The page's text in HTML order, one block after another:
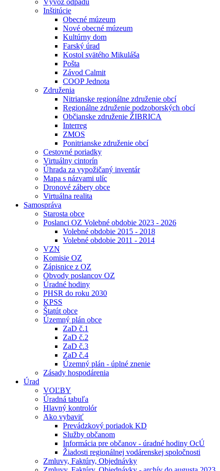
Vývoz odpadu
Inštitúcie
Obecné múzeum
Nové obecné múzeum
Kultúrny dom
Farský úrad
Kostol svätého Mikuláša
Pošta
Závod Calmit
COOP Jednota
Združenia
Nitrianske regionálne združenie obcí
Regionálne združenie podzoborských obcí
Občianske združenie ŽIBRICA
Interreg
ZMOS
Ponitrianske združenie obcí
Cestovné poriadky
Virtuálny cintorín
Úhrada za vypožičaný inventár
Mapa s názvami ulíc
Dronové zábery obce
Virtuálna realita
Samospráva
Starosta obce
Poslanci OZ Volebné obdobie 2023 - 2026
Volebné obdobie 2015 - 2018
Volebné obdobie 2011 - 2014
VZN
Komisie OZ
Zápisnice z OZ
Obvody poslancov OZ
Úradné hodiny
PHSR do roku 2030
KPSS
Štatút obce
Územný plán obce
ZaD č.1
ZaD č.2
ZaD č.3
ZaD č.4
Územný plán - úplné znenie
Zásady hospodárenia
Úrad
VOĽBY
Úradná tabuľa
Hlavný kontrolór
Ako vybaviť
Prevádzkový poriadok KD
Služby občanom
Informácia pre občanov - úradné hodiny OcÚ
Žiadosti regionálnej vodárenskej spoločnosti
Zmluvy, Faktúry, Objednávky